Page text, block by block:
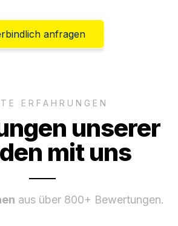
anfragen
ERFAHRUNGEN
unserer
mit uns
aus über 800+ Bewertungen.